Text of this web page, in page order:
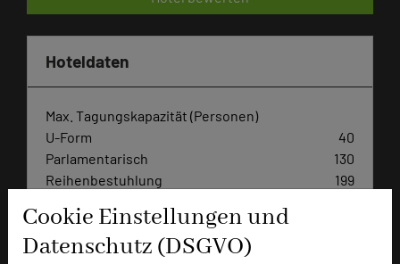
Cookie Einstellungen und
Datenschutz (DSGVO)
Hoteldaten
Max. Tagungskapazität (Personen)
U-Form
40
Parlamentarisch
130
Reihenbestuhlung
199
Ausstellungsfläche